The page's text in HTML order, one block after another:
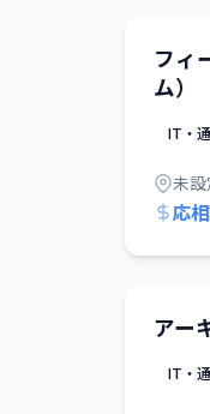
フィ
ム）
IT・
未設
応
アー
IT・